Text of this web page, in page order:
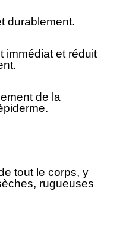
durablement.
immédiat et réduit
de la
tout le corps, y
rugueuses